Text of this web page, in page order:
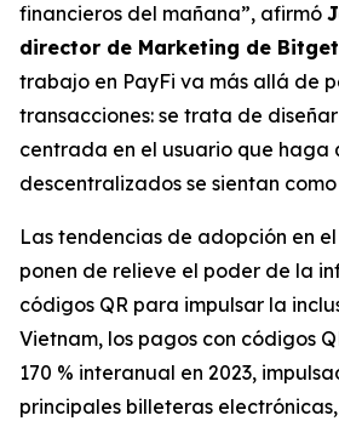
financieros del mañana”, afirmó
director de Marketing de
trabajo en PayFi va más allá de
transacciones: se trata de
centrada en el usuario que haga
descentralizados se sientan
Las tendencias de adopción en
ponen de relieve el poder de la
códigos QR para impulsar la
Vietnam, los pagos con códigos
170 % interanual en 2023,
principales billeteras